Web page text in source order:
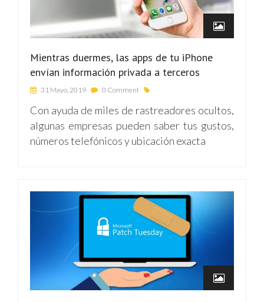
Mientras duermes, las apps de tu iPhone
envían información privada a terceros
31 Mayo, 2019 0 Comment
Con ayuda de miles de rastreadores ocultos,
algunas empresas pueden saber tus gustos,
números telefónicos y ubicación exacta